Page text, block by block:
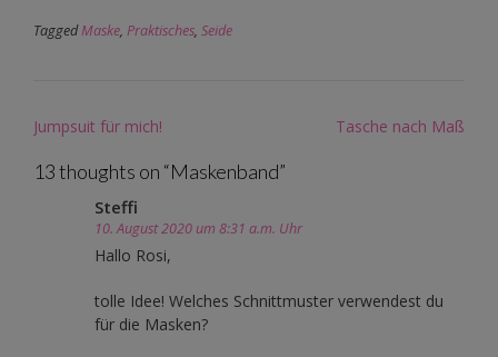
TaggedMaske, Praktisches, Seide
Post
Jumpsuit für mich! Tasche nach Maß
13 thoughts on “Maskenband”
Steffi
10. August 2020 um 8:31 a.m. Uhr
Hallo Rosi,
tolle Idee! Welches Schnittmuster verwendest du
für die Masken?